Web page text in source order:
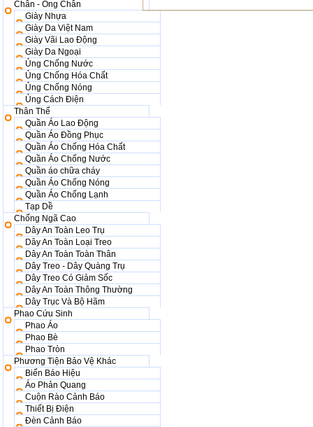
Chân - Ống Chân
Giày Nhựa
Giày Da Việt Nam
Giày Vãi Lao Động
Giày Da Ngoại
Ủng Chống Nước
Ủng Chống Hóa Chất
Ủng Chống Nóng
Ủng Cách Điện
Thân Thể
Quần Áo Lao Động
Quần Áo Đồng Phục
Quần Áo Chống Hóa Chất
Quần Áo Chống Nước
Quần áo chữa cháy
Quần Áo Chống Nóng
Quần Áo Chống Lạnh
Tạp Dề
Chống Ngã Cao
Dây An Toàn Leo Trụ
Dây An Toàn Loại Treo
Dây An Toàn Toàn Thân
Dây Treo - Dây Quàng Trụ
Dây Treo Có Giảm Sốc
Dây An Toàn Thông Thường
Dây Trục Và Bộ Hãm
Phao Cứu Sinh
Phao Áo
Phao Bè
Phao Tròn
Phương Tiện Bảo Vệ Khác
Biển Báo Hiệu
Áo Phản Quang
Cuộn Rào Cảnh Báo
Thiết Bị Điện
Đèn Cảnh Báo